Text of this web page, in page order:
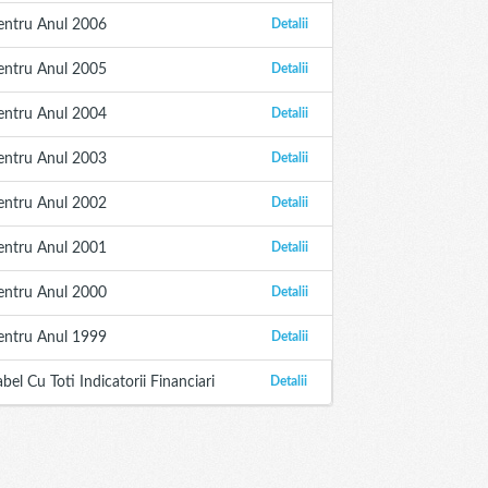
Detalii
Anul 2006
Detalii
Anul 2005
Detalii
Anul 2004
Detalii
Anul 2003
Detalii
Anul 2002
Detalii
Anul 2001
Detalii
Anul 2000
Detalii
Anul 1999
Detalii
Cu Toti Indicatorii Financiari